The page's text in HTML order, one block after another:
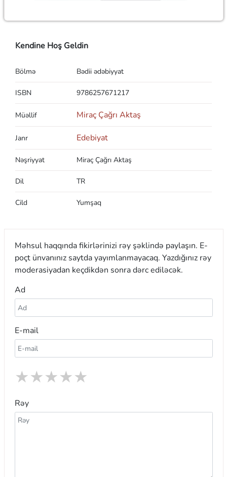
Kendine Hoş Geldin
Bölmə Bədii ədəbiyyat
ISBN 9786257671217
Müəllif Miraç Çağrı Aktaş
Janr Edebiyat
Nəşriyyat Miraç Çağrı Aktaş
Dil TR
Cild Yumşaq
Məhsul haqqında fikirlərinizi rəy şəklində paylaşın. E-
poçt ünvanınız saytda yayımlanmayacaq. Yazdığınız rəy
moderasiyadan keçdikdən sonra dərc ediləcək.
Ad
E-mail
★
★
★
★
★
Rəy